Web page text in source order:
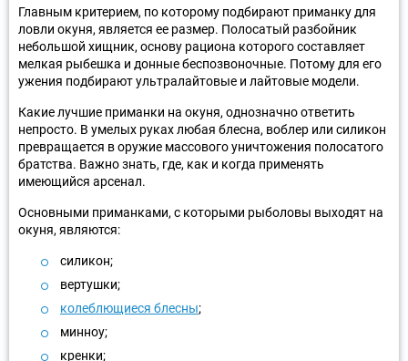
Главным критерием, по которому подбирают приманку для
ловли окуня, является ее размер. Полосатый разбойник
небольшой хищник, основу рациона которого составляет
мелкая рыбешка и донные беспозвоночные. Потому для его
ужения подбирают ультралайтовые и лайтовые модели.
Какие лучшие приманки на окуня, однозначно ответить
непросто. В умелых руках любая блесна, воблер или силикон
превращается в оружие массового уничтожения полосатого
братства. Важно знать, где, как и когда применять
имеющийся арсенал.
Основными приманками, с которыми рыболовы выходят на
окуня, являются:
силикон;
вертушки;
колеблющиеся блесны;
минноу;
кренки;